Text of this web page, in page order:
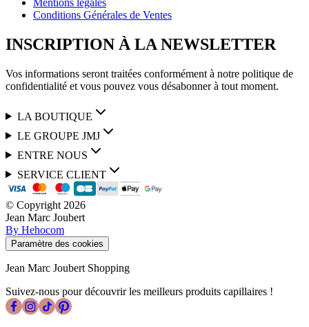
Conditions Générales de Ventes
INSCRIPTION À LA NEWSLETTER
Vos informations seront traitées conformément à notre politique de
confidentialité et vous pouvez vous désabonner à tout moment.
LA BOUTIQUE
LE GROUPE JMJ
ENTRE NOUS
SERVICE CLIENT
© Copyright 2026
Jean Marc Joubert
By Hehocom
Paramètre des cookies
Jean Marc Joubert Shopping
Suivez-nous pour découvrir les meilleurs produits capillaires !